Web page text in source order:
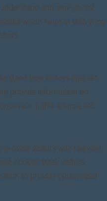
and analyze the
which helps in delivering
how visitors interact
provide information on
rate, traffic source, etc.
provide visitors with relevant
cookies track visitors
to provide customized